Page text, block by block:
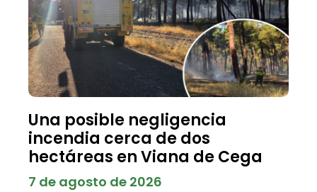
Una posible negligencia
incendia cerca de dos
hectáreas en Viana de Cega
7 de agosto de 2026